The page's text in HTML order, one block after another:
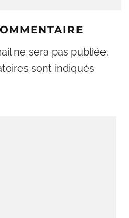
ne sera pas publiée.
sont indiqués